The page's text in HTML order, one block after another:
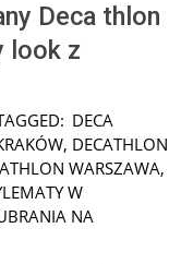
Deca thlon
look z
DECA
, DECATHLON
WARSZAWA,
W
NA